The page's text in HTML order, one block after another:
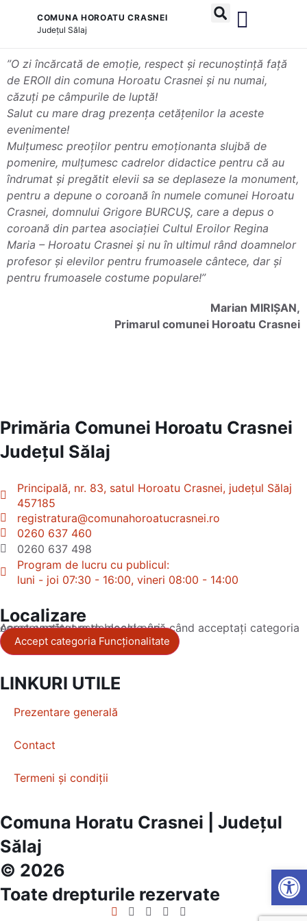
COMUNA HOROATU CRASNEI
Județul Sălaj
”O zi încărcată de emoție, respect și recunoștință față
de EROII din comuna Horoatu Crasnei și nu numai,
căzuți pe câmpurile de luptă!
Salut cu mare drag prezența cetățenilor la aceste
evenimente!
Mulțumesc preoților pentru emoționanta slujbă de
pomenire, mulțumesc cadrelor didactice pentru că au
îndrumat și pregătit elevii sa se deplaseze la monument,
pentru a depune o coroană în numele comunei Horoatu
Crasnei, domnului Grigore BURCUŞ, care a depus o
coroană din partea asociației Cultul Eroilor Regina
Maria – Horoatu Crasnei și nu în ultimul rând doamnelor
profesor și elevilor pentru frumoasele cântece, dar și
pentru frumoasele costume populare!”
Marian MIRIȘAN,
Primarul comunei Horoatu Crasnei
Primăria Comunei Horoatu Crasnei
Județul Sălaj
Principală, nr. 83, satul Horoatu Crasnei, județul Sălaj
457185
registratura@comunahoroatucrasnei.ro
0260 637 460
0260 637 498
Program de lucru cu publicul:
luni - joi 07:30 - 16:00, vineri 08:00 - 14:00
Localizare
Acest conținut este blocat până când acceptați categoria corespunzătoare de cookie-uri.
Accept categoria Funcționalitate
LINKURI UTILE
Prezentare generală
Contact
Termeni și condiții
Comuna Horatu Crasnei | Județul
Sălaj
© 2026
Toate drepturile rezervate